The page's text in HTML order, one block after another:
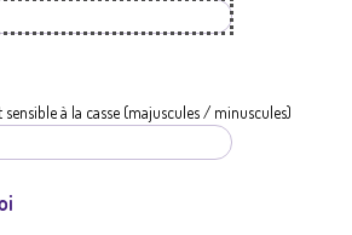
a
t
i
à la casse (majuscules / minuscules)